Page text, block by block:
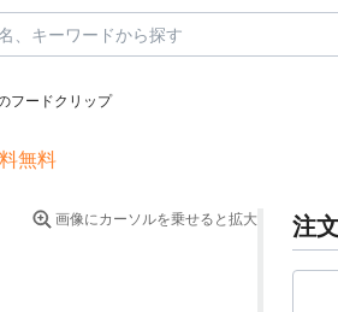
フードクリップ
無料
画像にカーソルを乗せると拡大 注